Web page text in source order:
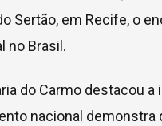
Sertão, em Recife, o
no Brasil.
do Carmo destacou
nacional